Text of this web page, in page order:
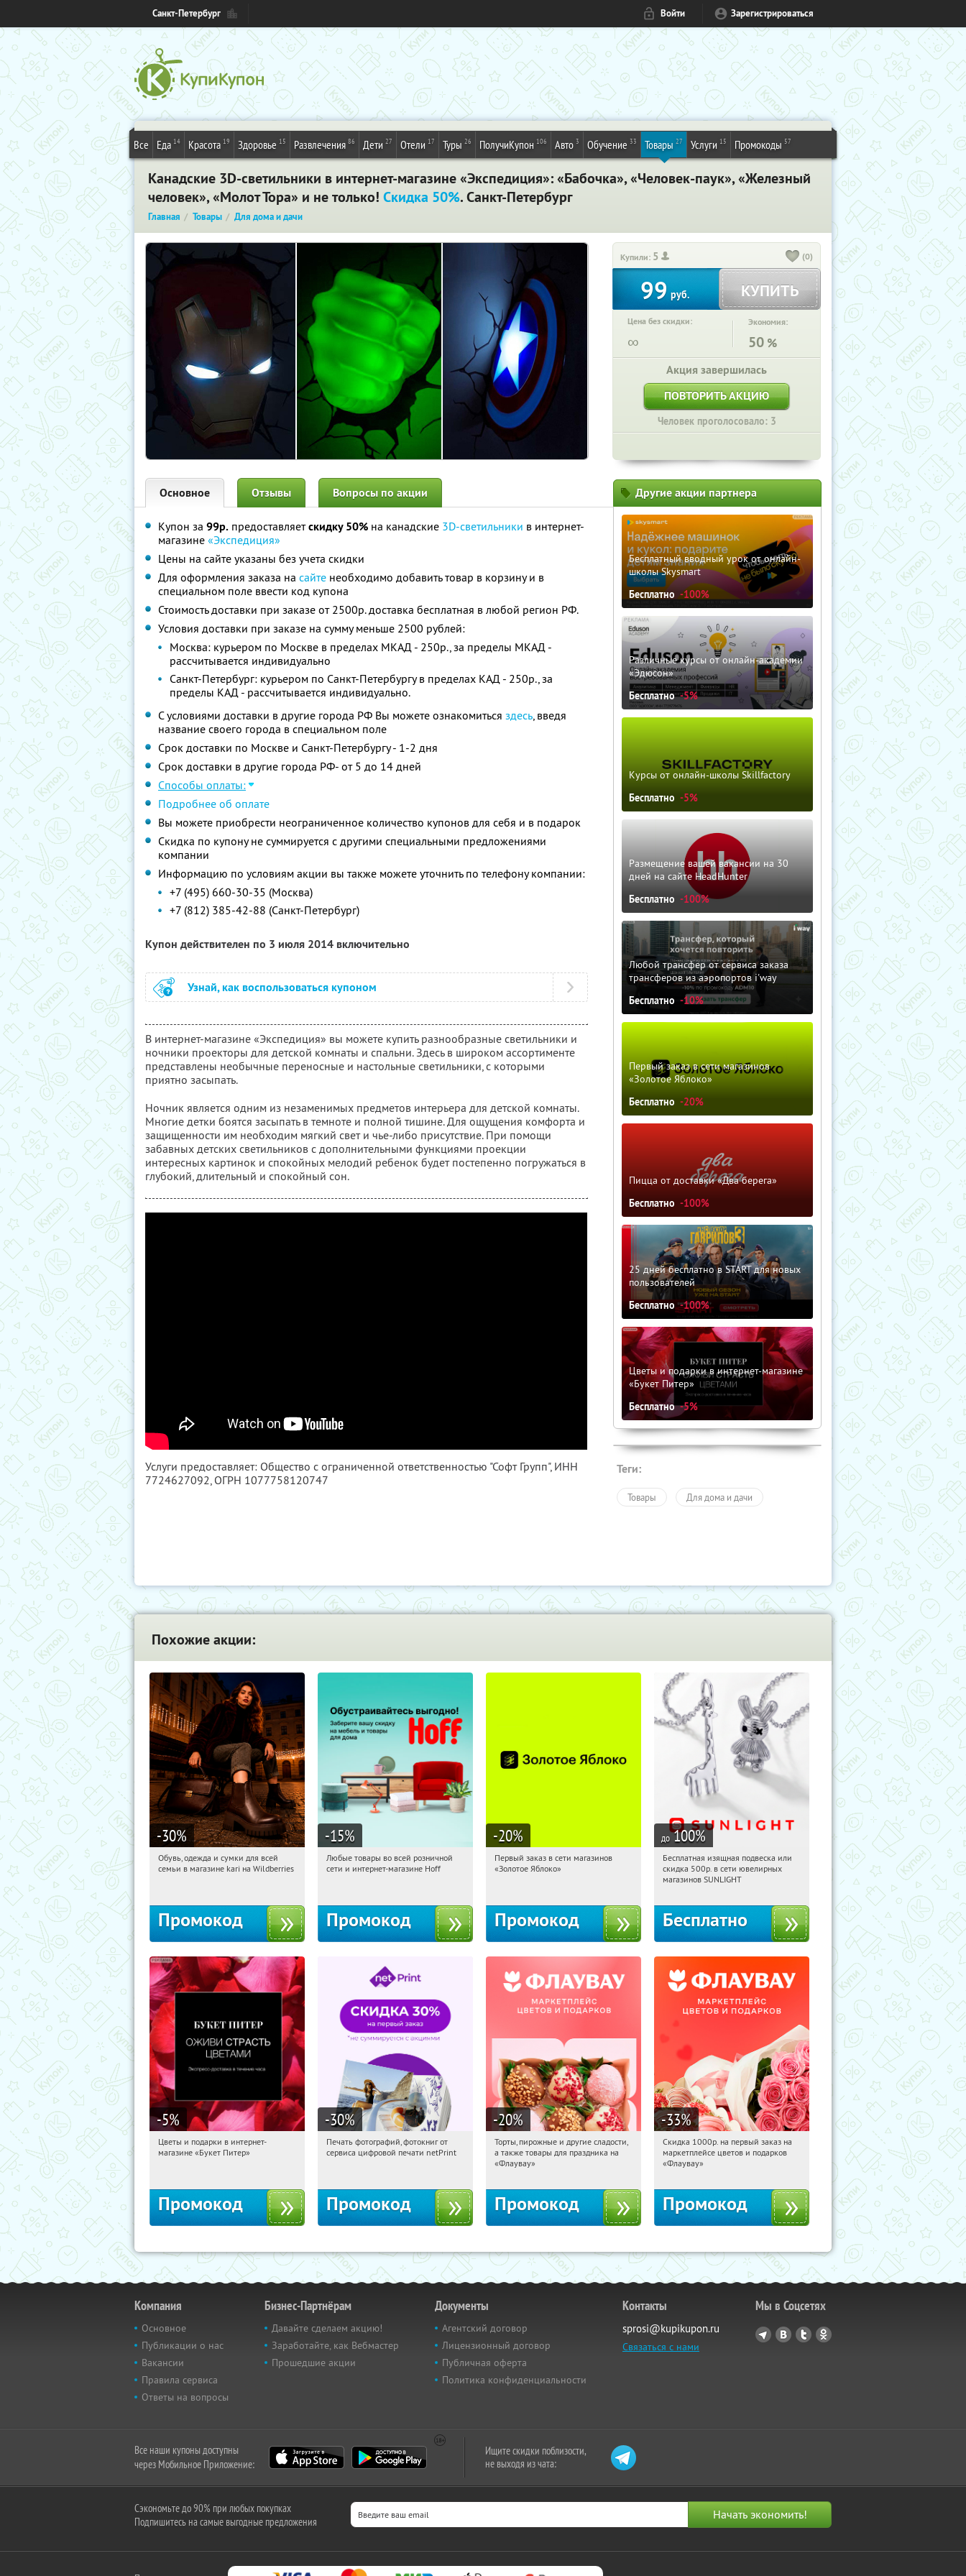
Санкт-Петербург Войти Зарегистрироваться
Все Еда 14 Красота 19 Здоровье 15 Развлечения 86 Дети 27 Отели 17 Туры 26 ПолучиКупон 106 Авто 3 Обучение 33 Товары 27 Услуги 15 Промокоды 57
Канадские 3D-светильники в интернет-магазине «Экспедиция»: «Бабочка», «Человек-паук», «Железный
человек», «Молот Тора» и не только! Скидка 50%. Санкт-Петербург
Главная Товары Для дома и дачи
Купили: 5 (0)
99 руб. КУПИТЬ
Цена без скидки:
∞
Экономия:
50 %
Акция завершилась
ПОВТОРИТЬ АКЦИЮ
Человек проголосовало: 3
Основное Отзывы Вопросы по акции
Купон за 99р. предоставляетскидку 50% на канадские 3D-светильники в интернет-
магазине «Экспедиция»
Цены на сайте указаны без учета скидки
Для оформления заказа на сайте необходимо добавить товар в корзину и в
специальном поле ввести код купона
Стоимость доставки при заказе от 2500р. доставка бесплатная в любой регион РФ.
Условия доставки при заказе на сумму меньше 2500 рублей:
Москва: курьером по Москве в пределах МКАД - 250р., за пределы МКАД -
рассчитывается индивидуально
Санкт-Петербург: курьером по Санкт-Петербургу в пределах КАД - 250р., за
пределы КАД - рассчитывается индивидуально.
С условиями доставки в другие города РФ Вы можете ознакомиться здесь, введя
название своего города в специальном поле
Срок доставки по Москве и Санкт-Петербургу - 1-2 дня
Срок доставки в другие города РФ- от 5 до 14 дней
Способы оплаты:
Подробнее об оплате
Вы можете приобрести неограниченное количество купонов для себя и в подарок
Скидка по купону не суммируется с другими специальными предложениями
компании
Информацию по условиям акции вы также можете уточнить по телефону компании:
+7 (495) 660-30-35 (Москва)
+7 (812) 385-42-88 (Санкт-Петербург)
Купон действителен по 3 июля 2014 включительно
Узнай, как воспользоваться купоном
В интернет-магазине «Экспедиция» вы можете купить разнообразные светильники и
ночники проекторы для детской комнаты и спальни. Здесь в широком ассортименте
представлены необычные переносные и настольные светильники, с которыми
приятно засыпать.
Ночник является одним из незаменимых предметов интерьера для детской комнаты.
Многие детки боятся засыпать в темноте и полной тишине. Для ощущения комфорта и
защищенности им необходим мягкий свет и чье-либо присутствие. При помощи
забавных детских светильников с дополнительными функциями проекции
интересных картинок и спокойных мелодий ребенок будет постепенно погружаться в
глубокий, длительный и спокойный сон.
Услуги предоставляет: Общество с ограниченной ответственностью "Софт Групп", ИНН
7724627092, ОГРН 1077758120747
Другие акции партнера
Бесплатный вводный урок от онлайн-
школы Skysmart
Бесплатно -100%
Различные курсы от онлайн-академии
«Эдюсон»
Бесплатно -5%
Курсы от онлайн-школы Skillfactory
Бесплатно -5%
Размещение вашей вакансии на 30
дней на сайте HeadHunter
Бесплатно -100%
Любой трансфер от сервиса заказа
трансферов из аэропортов i'way
Бесплатно -10%
Первый заказ в сети магазинов
«Золотое Яблоко»
Бесплатно -20%
Пицца от доставки «Два берега»
Бесплатно -100%
25 дней бесплатно в START для новых
пользователей
Бесплатно -100%
Цветы и подарки в интернет-магазине
«Букет Питер»
Бесплатно -5%
Теги:
Товары Для дома и дачи
Похожие акции:
-30%
12:32:52 Получили:
Обувь, одежда и сумки для всей
семьи в магазине kari на Wildberries
Промокод
-15%
12:32:52 Получили:
Любые товары во всей розничной
сети и интернет-магазине Hoff
Промокод
-20%
12:32:52
Получи первым!
Первый заказ в сети магазинов
«Золотое Яблоко»
Промокод
до 100%
12:32:52 Получили:
Россия
Бесплатная изящная подвеска или
скидка 500р. в сети ювелирных
магазинов SUNLIGHT
Бесплатно
-5%
12:32:52
Получи первым!
Цветы и подарки в интернет-
магазине «Букет Питер»
Промокод
-30%
12:32:52 Получили:
Печать фотографий, фотокниг от
сервиса цифровой печати netPrint
Промокод
-20%
12:32:52 Получили:
Россия
Торты, пирожные и другие сладости,
а также товары для праздника на
«Флаувау»
Промокод
-33%
12:32:52 Получили:
Россия
Скидка 1000р. на первый заказ на
маркетплейсе цветов и подарков
«Флаувау»
Промокод
Компания
Основное
Публикации о нас
Вакансии
Правила сервиса
Ответы на вопросы
Бизнес-Партнёрам
Давайте сделаем акцию!
Заработайте, как Вебмастер
Прошедшие акции
Документы
Агентский договор
Лицензионный договор
Публичная оферта
Политика конфиденциальности
Контакты
sprosi@kupikupon.ru
Связаться с нами
Мы в Соцсетях
Все наши купоны доступны
через Мобильное Приложение:
Ищите скидки поблизости,
не выходя из чата:
Сэкономьте до 90% при любых покупках
Подпишитесь на самые выгодные предложения